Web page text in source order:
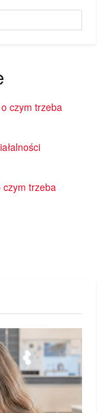
czym trzeba
trzeba